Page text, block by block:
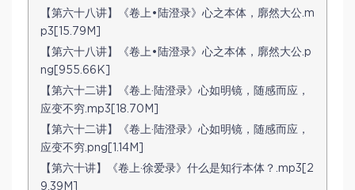
【第六十八讲】《卷上•陆澄录》心之本体，廓然大公.m
p3[15.79M]
【第六十八讲】《卷上•陆澄录》心之本体，廓然大公.p
ng[955.66K]
【第六十二讲】《卷上·陆澄录》心如明镜，随感而应，
应变不穷.mp3[18.70M]
【第六十二讲】《卷上·陆澄录》心如明镜，随感而应，
应变不穷.png[1.14M]
【第六十讲】《卷上·徐爱录》什么是知行本体？.mp3[2
9.39M]